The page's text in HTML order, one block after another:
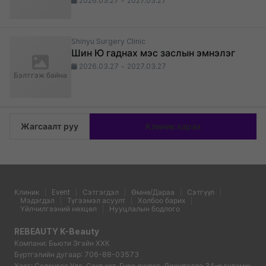
Бэлтгэж байна
Shinyu Surgery Clinic
Шин Ю гаднах мэс заслын эмнэлэг
2026.03.27 ~ 2027.03.27
Жагсаалт руу Клиник харах
Клиник Event Сэтгэгдэл Өмнө/Дараа
Сэтгүүл
Мэдэгдэл
Түгээмэл асуулт
Холбоо барих
Үйлчилгээний нөхцөл
Нууцлалын бодлого
REBEAUTY K-Beauty
Компани: Бьюти Эгэйн ХХК
Бүртгэлийн дугаар: 706-88-03573